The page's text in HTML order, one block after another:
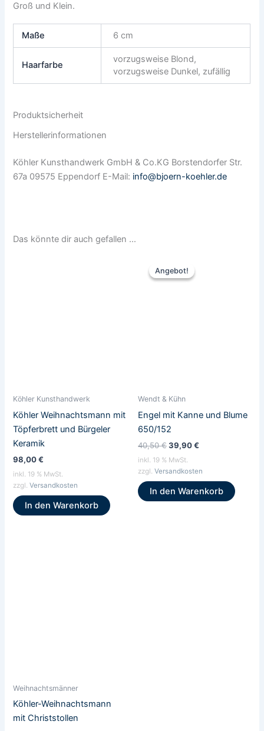
Groß und Klein.
Maße 6 cm
Haarfarbe
vorzugsweise Blond,
vorzugsweise Dunkel, zufällig
Produktsicherheit
Herstellerinformationen
Köhler Kunsthandwerk GmbH & Co.KG Borstendorfer Str.
67a 09575 Eppendorf E-Mail: info@bjoern-koehler.de
Das könnte dir auch gefallen …
Köhler Kunsthandwerk
Köhler Weihnachtsmann mit
Töpferbrett und Bürgeler
Keramik
98,00€
inkl. 19 % MwSt.
zzgl.Versandkosten
In den Warenkorb
Angebot!
Angebot!
Wendt & Kühn
Engel mit Kanne und Blume
650/152
40,50€
Preis
war:
39,90€
inkl. 19 % MwSt.
zzgl. Versandkosten
In den Warenkorb
Weihnachtsmänner
Köhler-Weihnachtsmann
mit Christstollen